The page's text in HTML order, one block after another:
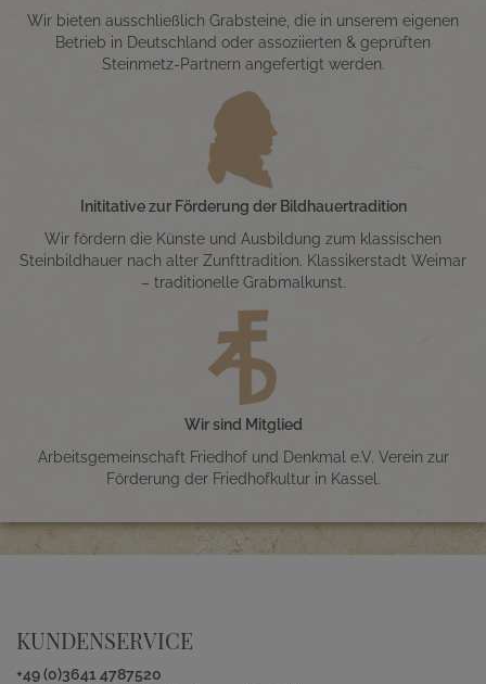
Wir bieten ausschließlich Grabsteine, die in unserem eigenen
Betrieb in Deutschland oder assoziierten & geprüften
Steinmetz-Partnern angefertigt werden.
Inititative zur Förderung der Bildhauertradition
Wir fördern die Künste und Ausbildung zum klassischen
Steinbildhauer nach alter Zunfttradition. Klassikerstadt Weimar
– traditionelle Grabmalkunst.
Wir sind Mitglied
Arbeitsgemeinschaft Friedhof und Denkmal e.V. Verein zur
Förderung der Friedhofkultur in Kassel.
KUNDENSERVICE
+49 (0)3641 4787520